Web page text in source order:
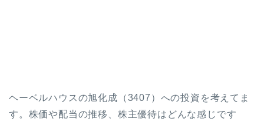
ヘーベルハウスの旭化成（3407）への投資を考えてま
す。株価や配当の推移、株主優待はどんな感じです